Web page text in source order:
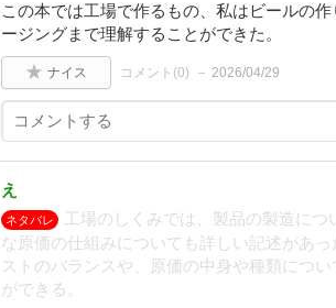
この本では工場で作るもの、私はビールの
ージングまで理解することができた。
ナイス コメント(0) 2026/04/29
え
ネタバレ
工場のしくみでは、製品の製造に
な原価の仕組みについても詳しい記述があ
ストのバランスや、原価の中身や種類につ
ができる。